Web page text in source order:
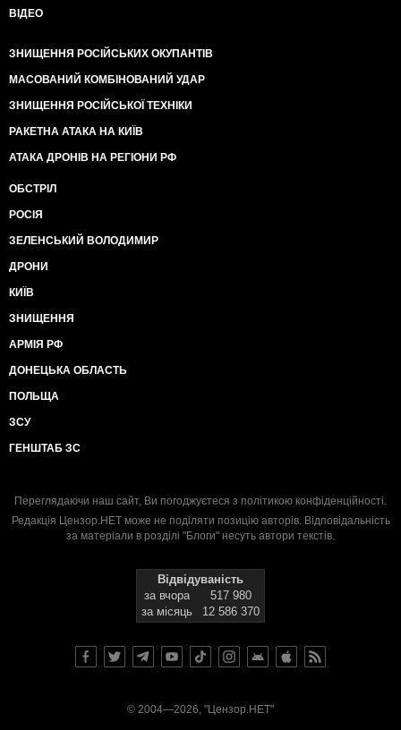
ВІДЕО
ЗНИЩЕННЯ РОСІЙСЬКИХ ОКУПАНТІВ
МАСОВАНИЙ КОМБІНОВАНИЙ УДАР
ЗНИЩЕННЯ РОСІЙСЬКОЇ ТЕХНІКИ
РАКЕТНА АТАКА НА КИЇВ
АТАКА ДРОНІВ НА РЕГІОНИ РФ
ОБСТРІЛ
РОСІЯ
ЗЕЛЕНСЬКИЙ ВОЛОДИМИР
ДРОНИ
КИЇВ
ЗНИЩЕННЯ
АРМІЯ РФ
ДОНЕЦЬКА ОБЛАСТЬ
ПОЛЬЩА
ЗСУ
ГЕНШТАБ ЗС
Переглядаючи наш сайт, Ви погоджуєтеся з політикою конфіденційності.
Редакція Цензор.НЕТ може не поділяти позицію авторів. Відповідальність
за матеріали в розділі "Блоги" несуть автори текстів.
Відвідуваність
за вчора
517 980
за місяць
12 586 370
© 2004—2026, "Цензор.НЕТ"